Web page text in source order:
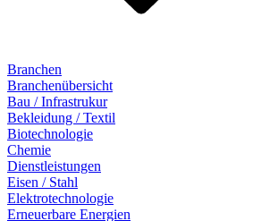
Branchen
Branchenübersicht
Bau / Infrastrukur
Bekleidung / Textil
Biotechnologie
Chemie
Dienstleistungen
Eisen / Stahl
Elektrotechnologie
Erneuerbare Energien